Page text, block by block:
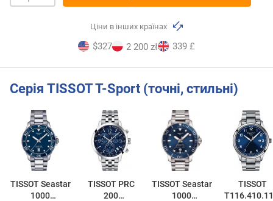
Ціни в інших країнах
$327 2 200 zł 339 £
Серія TISSOT T-Sport (точні, стильні)
TISSOT Seastar
1000
TISSOT PRC
200
TISSOT Seastar
1000
TISSOT